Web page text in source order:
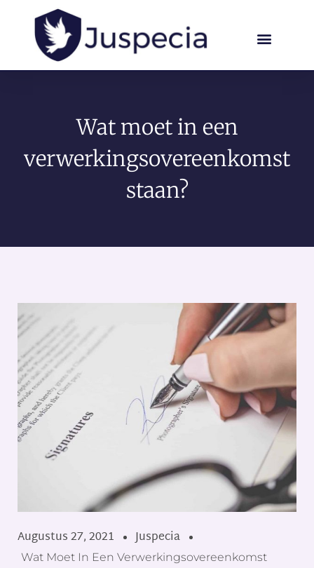
Wat moet in een
verwerkingsovereenkomst
staan?
Augustus 27, 2021 Juspecia
Wat Moet In Een Verwerkingsovereenkomst